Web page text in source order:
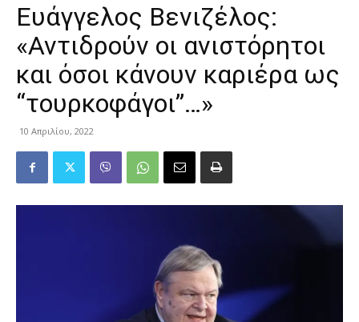
Ευάγγελος Βενιζέλος:
«Αντιδρούν οι ανιστόρητοι
και όσοι κάνουν καριέρα ως
“τουρκοφάγοι”…»
10 Απριλίου, 2022